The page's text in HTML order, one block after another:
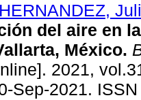
del aire en
México.
2021,
Sep-2021.